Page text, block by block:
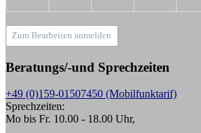
Zum Bearbeiten anmelden
Beratungs/-und Sprechzeiten
+49 (0)159-01507450 (Mobilfunktarif)
Sprechzeiten:
Mo bis Fr. 10.00 - 18.00 Uhr,